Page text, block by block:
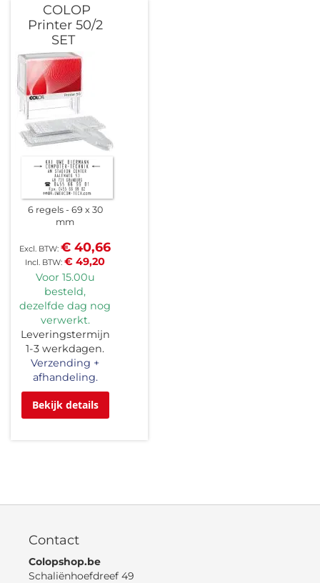
COLOP
Printer 50/2
SET
6 regels
69 x 30
mm
€ 49,20
€ 40,66
Voor 15.00u
besteld,
dezelfde dag nog
verwerkt.
Leveringstermijn
1-3 werkdagen.
Verzending +
afhandeling.
Bekijk details
Contact
Colopshop.be
Schaliënhoefdreef 49